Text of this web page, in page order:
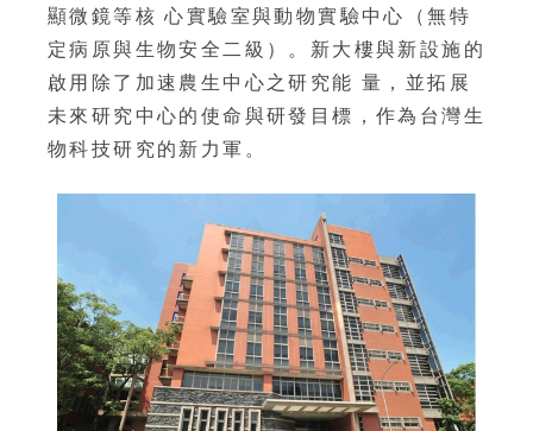
顯微鏡等核 心實驗室與動物實驗中心（無特
定病原與生物安全二級）。新大樓與新設施的
啟用除了加速農生中心之研究能 量，並拓展
未來研究中心的使命與研發目標，作為台灣生
物科技研究的新力軍。